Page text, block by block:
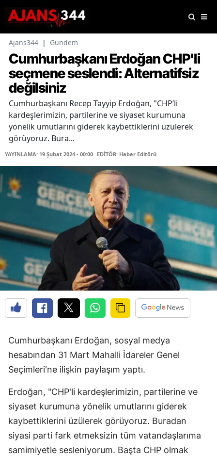
Ajans344 | Gündem
Cumhurbaşkanı Erdoğan CHP'li
seçmene seslendi: Alternatifsiz
değilsiniz
Cumhurbaşkanı Recep Tayyip Erdoğan, "CHP’li
kardeşlerimizin, partilerine ve siyaset kurumuna
yönelik umutlarını giderek kaybettiklerini üzülerek
görüyoruz. Bura...
YAYINLAMA: 19 Şubat 2024 - 00:00 EDİTÖR: Haber Editörü
Cumhurbaşkanı Erdoğan, sosyal medya
hesabından 31 Mart Mahalli İdareler Genel
Seçimleri'ne ilişkin paylaşım yaptı.
Erdoğan, "CHP'li kardeşlerimizin, partilerine ve
siyaset kurumuna yönelik umutlarını giderek
kaybettiklerini üzülerek görüyoruz. Buradan
siyasi parti fark etmeksizin tüm vatandaşlarıma
samimiyetle sesleniyorum. Başta CHP olmak